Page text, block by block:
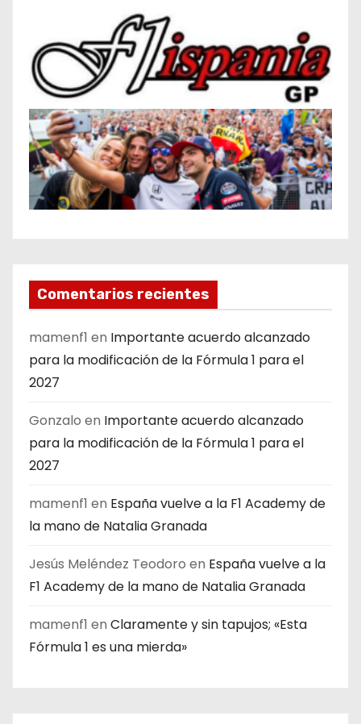
Comentarios recientes
mamenf1 en Importante acuerdo alcanzado
para la modificación de la Fórmula 1 para el
2027
Gonzalo en Importante acuerdo alcanzado
para la modificación de la Fórmula 1 para el
2027
mamenf1 en España vuelve a la F1 Academy de
la mano de Natalia Granada
Jesús Meléndez Teodoro en España vuelve a la
F1 Academy de la mano de Natalia Granada
mamenf1 en Claramente y sin tapujos; «Esta
Fórmula 1 es una mierda»